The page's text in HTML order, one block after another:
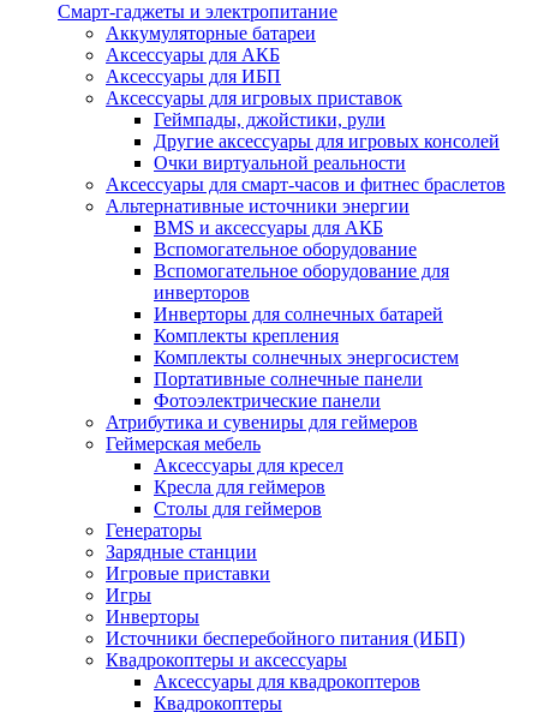
Смарт-гаджеты и электропитание
Аккумуляторные батареи
Аксессуары для АКБ
Аксессуары для ИБП
Аксессуары для игровых приставок
Геймпады, джойстики, рули
Другие аксессуары для игровых консолей
Очки виртуальной реальности
Аксессуары для смарт-часов и фитнес браслетов
Альтернативные источники энергии
BMS и аксессуары для АКБ
Вспомогательное оборудование
Вспомогательное оборудование для
инверторов
Инверторы для солнечных батарей
Комплекты крепления
Комплекты солнечных энергосистем
Портативные солнечные панели
Фотоэлектрические панели
Атрибутика и сувениры для геймеров
Геймерская мебель
Аксессуары для кресел
Кресла для геймеров
Столы для геймеров
Генераторы
Зарядные станции
Игровые приставки
Игры
Инверторы
Источники бесперебойного питания (ИБП)
Квадрокоптеры и аксессуары
Аксессуары для квадрокоптеров
Квадрокоптеры